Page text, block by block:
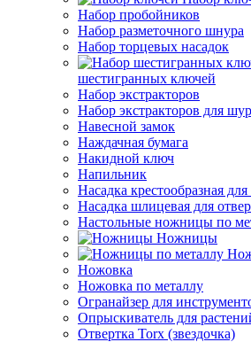
Набор пробойников
Набор разметочного шнура
Набор торцевых насадок
шестигранных ключей
Набор экстракторов
Набор экстракторов для
Навесной замок
Наждачная бумага
Накидной ключ
Напильник
Насадка крестообразная для
Насадка шлицевая для
Настольные ножницы по
Ножницы
Ножовка
Ножовка по металлу
Огранайзер для
Опрыскиватель для
Отвертка Torx (звездочка)